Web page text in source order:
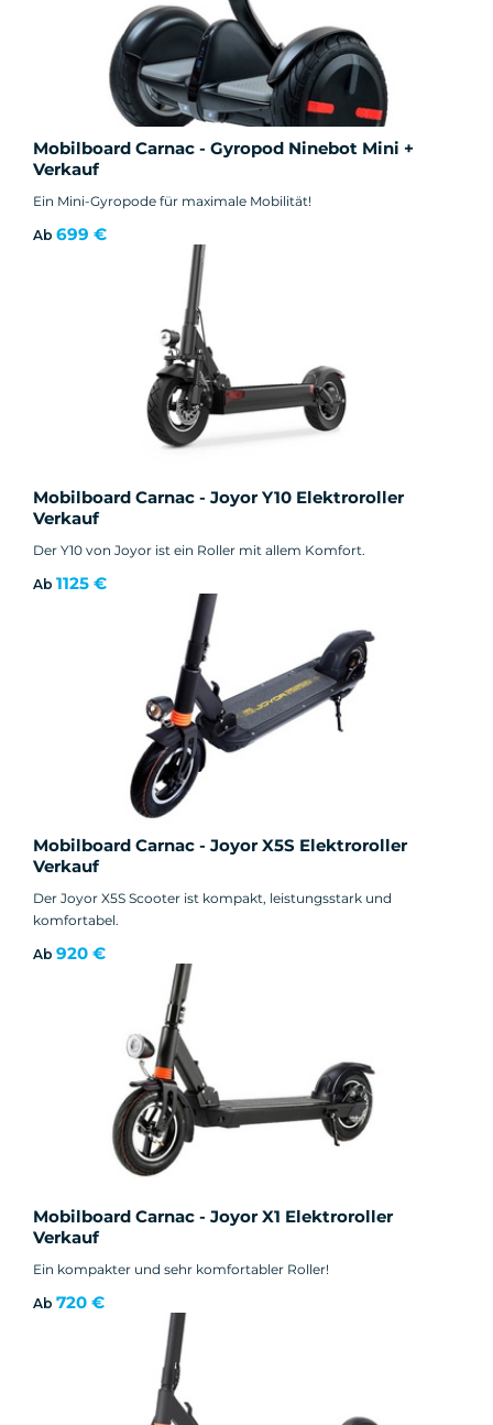
Mobilboard Carnac - Gyropod Ninebot Mini +
Verkauf
Ein Mini-Gyropode für maximale Mobilität!
Ab 699 €
Mobilboard Carnac - Joyor Y10 Elektroroller
Verkauf
Der Y10 von Joyor ist ein Roller mit allem Komfort.
Ab 1125 €
Mobilboard Carnac - Joyor X5S Elektroroller
Verkauf
Der Joyor X5S Scooter ist kompakt, leistungsstark und
komfortabel.
Ab 920 €
Mobilboard Carnac - Joyor X1 Elektroroller
Verkauf
Ein kompakter und sehr komfortabler Roller!
Ab 720 €